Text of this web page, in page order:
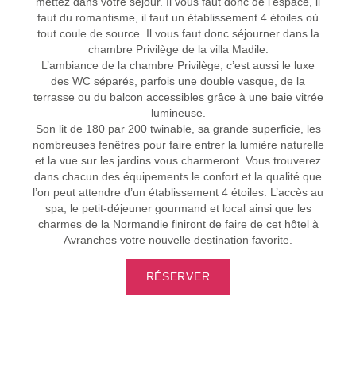
faut du romantisme, il faut un établissement 4 étoiles où
tout coule de source. Il vous faut donc séjourner dans la
chambre Privilège de la villa Madile.
L’ambiance de la chambre Privilège, c’est aussi le luxe
des WC séparés, parfois une double vasque, de la
terrasse ou du balcon accessibles grâce à une baie vitrée
lumineuse.
Son lit de 180 par 200 twinable, sa grande superficie, les
nombreuses fenêtres pour faire entrer la lumière naturelle
et la vue sur les jardins vous charmeront. Vous trouverez
dans chacun des équipements le confort et la qualité que
l’on peut attendre d’un établissement 4 étoiles. L’accès au
spa, le petit-déjeuner gourmand et local ainsi que les
charmes de la Normandie finiront de faire de cet hôtel à
Avranches votre nouvelle destination favorite.
RÉSERVER